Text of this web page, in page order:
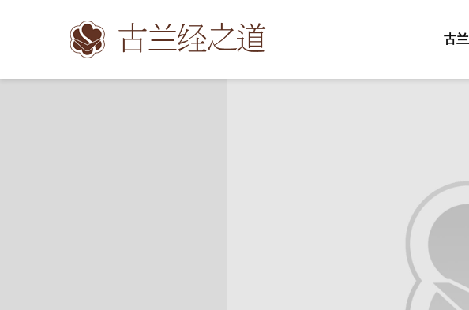
古